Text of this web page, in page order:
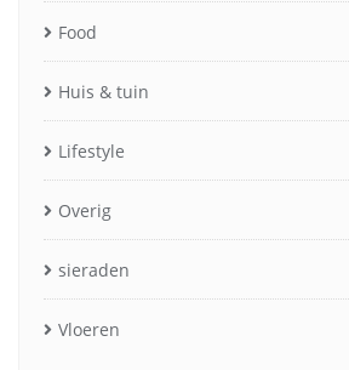
Food
Huis & tuin
Lifestyle
Overig
sieraden
Vloeren